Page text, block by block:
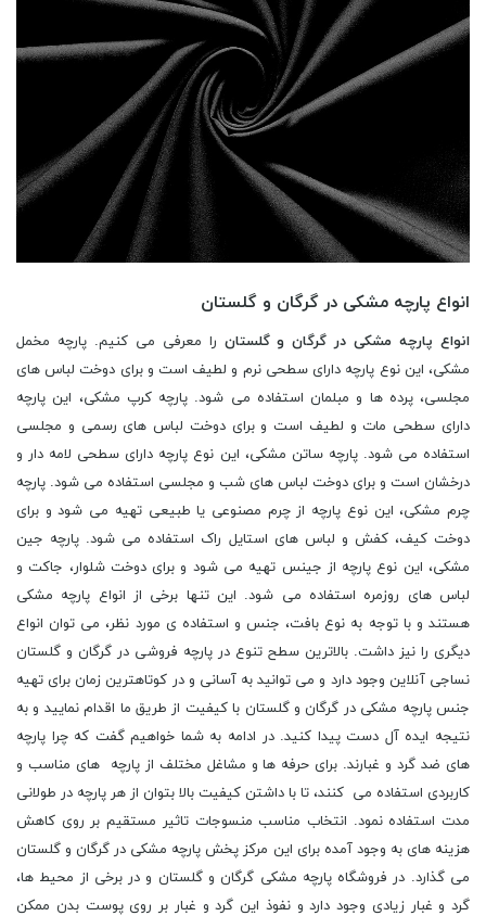
انواع پارچه مشکی در گرگان و گلستان
انواع پارچه مشکی در گرگان و گلستان را معرفی می کنیم. پارچه مخمل
مشکی، این نوع پارچه دارای سطحی نرم و لطیف است و برای دوخت لباس های
مجلسی، پرده ها و مبلمان استفاده می شود. پارچه کرپ مشکی، این پارچه
دارای سطحی مات و لطیف است و برای دوخت لباس های رسمی و مجلسی
استفاده می شود. پارچه ساتن مشکی، این نوع پارچه دارای سطحی لامه دار و
درخشان است و برای دوخت لباس های شب و مجلسی استفاده می شود. پارچه
چرم مشکی، این نوع پارچه از چرم مصنوعی یا طبیعی تهیه می شود و برای
دوخت کیف، کفش و لباس های استایل راک استفاده می شود. پارچه جین
مشکی، این نوع پارچه از جینس تهیه می شود و برای دوخت شلوار، جاکت و
لباس های روزمره استفاده می شود. این تنها برخی از انواع پارچه مشکی
هستند و با توجه به نوع بافت، جنس و استفاده ی مورد نظر، می توان انواع
دیگری را نیز داشت. بالاترین سطح تنوع در پارچه فروشی در گرگان و گلستان
نساجی آنلاین وجود دارد و می توانید به آسانی و در کوتاهترین زمان برای تهیه
جنس پارچه مشکی در گرگان و گلستان با کیفیت از طریق ما اقدام نمایید و به
نتیجه ایده آل دست پیدا کنید. در ادامه به شما خواهیم گفت که چرا پارچه
های ضد گرد و غبارند. برای حرفه ها و مشاغل مختلف از پارچه های مناسب و
کاربردی استفاده می کنند، تا با داشتن کیفیت بالا بتوان از هر پارچه در طولانی
مدت استفاده نمود. انتخاب مناسب منسوجات تاثیر مستقیم بر روی کاهش
هزینه های به وجود آمده برای این مرکز پخش پارچه مشکی در گرگان و گلستان
می گذارد. در فروشگاه پارچه مشکی گرگان و گلستان و در برخی از محیط ها،
گرد و غبار زیادی وجود دارد و نفوذ این گرد و غبار بر روی پوست بدن ممکن